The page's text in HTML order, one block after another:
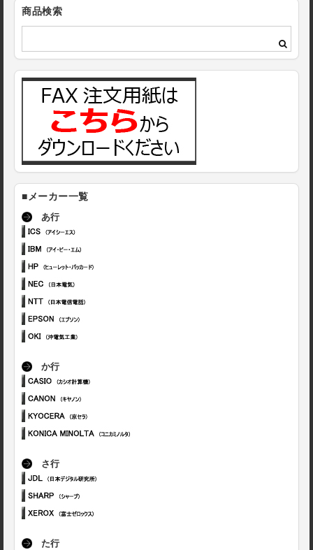
商品検索
■メーカー一覧
あ行
か行
さ行
た行